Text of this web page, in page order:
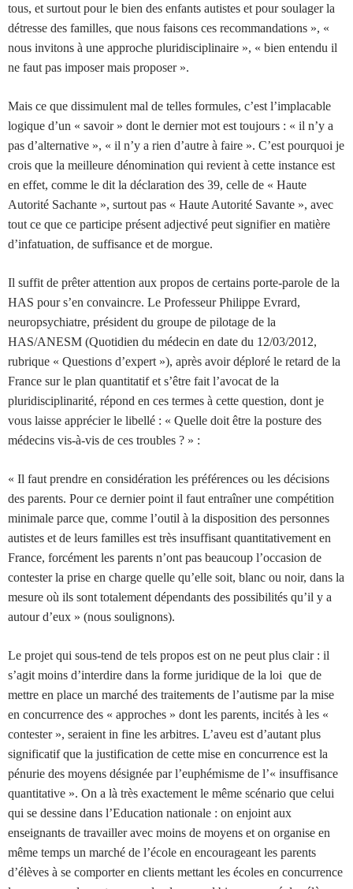
tous, et surtout pour le bien des enfants autistes et pour soulager la
détresse des familles, que nous faisons ces recommandations », «
nous invitons à une approche pluridisciplinaire », « bien entendu il
ne faut pas imposer mais proposer ».
Mais ce que dissimulent mal de telles formules, c’est l’implacable
logique d’un « savoir » dont le dernier mot est toujours : « il n’y a
pas d’alternative », « il n’y a rien d’autre à faire ». C’est pourquoi je
crois que la meilleure dénomination qui revient à cette instance est
en effet, comme le dit la déclaration des 39, celle de « Haute
Autorité Sachante », surtout pas « Haute Autorité Savante », avec
tout ce que ce participe présent adjectivé peut signifier en matière
d’infatuation, de suffisance et de morgue.
Il suffit de prêter attention aux propos de certains porte-parole de la
HAS pour s’en convaincre. Le Professeur Philippe Evrard,
neuropsychiatre, président du groupe de pilotage de la
HAS/ANESM (Quotidien du médecin en date du 12/03/2012,
rubrique « Questions d’expert »), après avoir déploré le retard de la
France sur le plan quantitatif et s’être fait l’avocat de la
pluridisciplinarité, répond en ces termes à cette question, dont je
vous laisse apprécier le libellé : « Quelle doit être la posture des
médecins vis-à-vis de ces troubles ? » :
« Il faut prendre en considération les préférences ou les décisions
des parents. Pour ce dernier point il faut entraîner une compétition
minimale parce que, comme l’outil à la disposition des personnes
autistes et de leurs familles est très insuffisant quantitativement en
France, forcément les parents n’ont pas beaucoup l’occasion de
contester la prise en charge quelle qu’elle soit, blanc ou noir, dans la
mesure où ils sont totalement dépendants des possibilités qu’il y a
autour d’eux » (nous soulignons).
Le projet qui sous-tend de tels propos est on ne peut plus clair : il
s’agit moins d’interdire dans la forme juridique de la loi que de
mettre en place un marché des traitements de l’autisme par la mise
en concurrence des « approches » dont les parents, incités à les «
contester », seraient in fine les arbitres. L’aveu est d’autant plus
significatif que la justification de cette mise en concurrence est la
pénurie des moyens désignée par l’euphémisme de l’« insuffisance
quantitative ». On a là très exactement le même scénario que celui
qui se dessine dans l’Education nationale : on enjoint aux
enseignants de travailler avec moins de moyens et on organise en
même temps un marché de l’école en encourageant les parents
d’élèves à se comporter en clients mettant les écoles en concurrence